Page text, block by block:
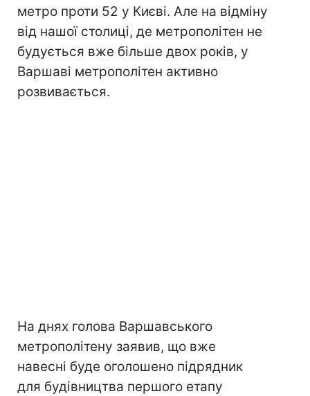
метро проти 52 у Києві. Але на відміну
від нашої столиці, де метрополітен не
будується вже більше двох років, у
Варшаві метрополітен активно
розвивається.
На днях голова Варшавського
метрополітену заявив, що вже
навесні буде оголошено підрядник
для будівництва першого етапу